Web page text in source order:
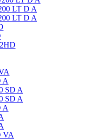
LT D A
LT D A
A
SD A
SD A
A
VA